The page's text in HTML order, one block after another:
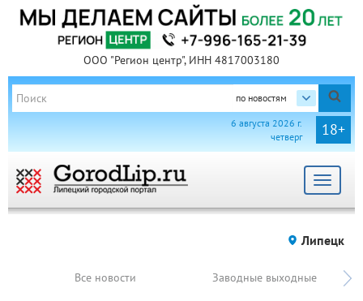
ООО "Регион центр", ИНН 4817003180
по новостям
18+
6 августа 2026 г.
четверг
Toggle
Липецк
Все новости Заводные выходные